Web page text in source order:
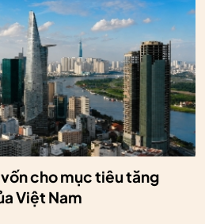
cho mục tiêu tăng
Việt Nam